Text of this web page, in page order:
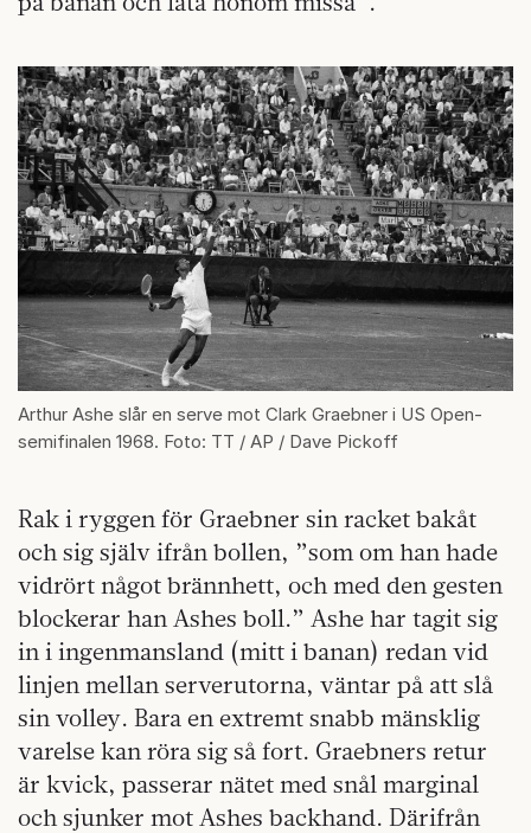
Arthur Ashe slår en serve mot Clark Graebner i US Open-
semifinalen 1968. Foto: TT / AP / Dave Pickoff
Rak i ryggen för Graebner sin racket bakåt
och sig själv ifrån bollen, ”som om han hade
vidrört något brännhett, och med den gesten
blockerar han Ashes boll.” Ashe har tagit sig
in i ingenmansland (mitt i banan) redan vid
linjen mellan serverutorna, väntar på att slå
sin volley. Bara en extremt snabb mänsklig
varelse kan röra sig så fort. Graebners retur
är kvick, passerar nätet med snål marginal
och sjunker mot Ashes backhand. Därifrån